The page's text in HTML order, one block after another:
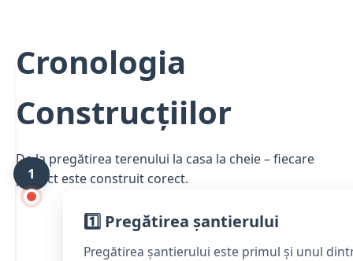
Cronologia
Construcțiilor
De la pregătirea terenului la casa la cheie – fiecare
proiect este construit corect.
1
1️⃣ Pregătirea șantierului
Pregătirea șantierului este primul și unul